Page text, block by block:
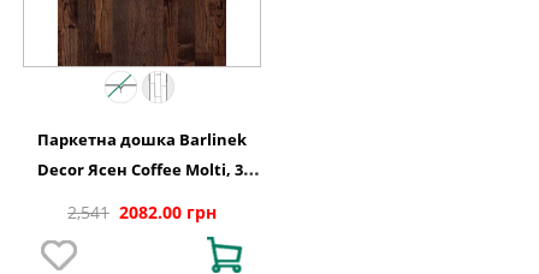
Паркетна дошка Barlinek
Decor Ясен Coffee Molti, 3-
2,541 2082.00 грн